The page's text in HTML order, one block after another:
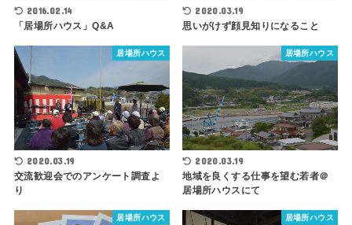
2016.02.14
「居場所ハウス」Q&A
2020.03.19
思いがけず顔見知りになること
居場所ハウス
2020.03.19
交流歓迎会でのアンケート調査よ
り
居場所ハウス
2020.03.19
地域を良くする仕事を望む若者＠
居場所ハウスにて
居場所ハウス 居場所ハウス